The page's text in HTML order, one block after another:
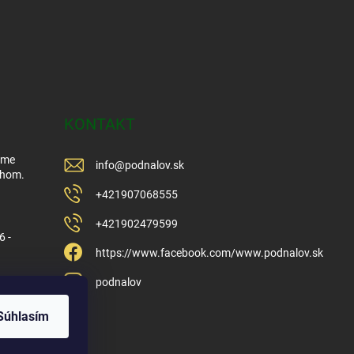
-
KONTAKT
info@podnalov.sk
+421907068555
+421902479599
https://www.facebook.com/www.podnalov.sk
podnalov